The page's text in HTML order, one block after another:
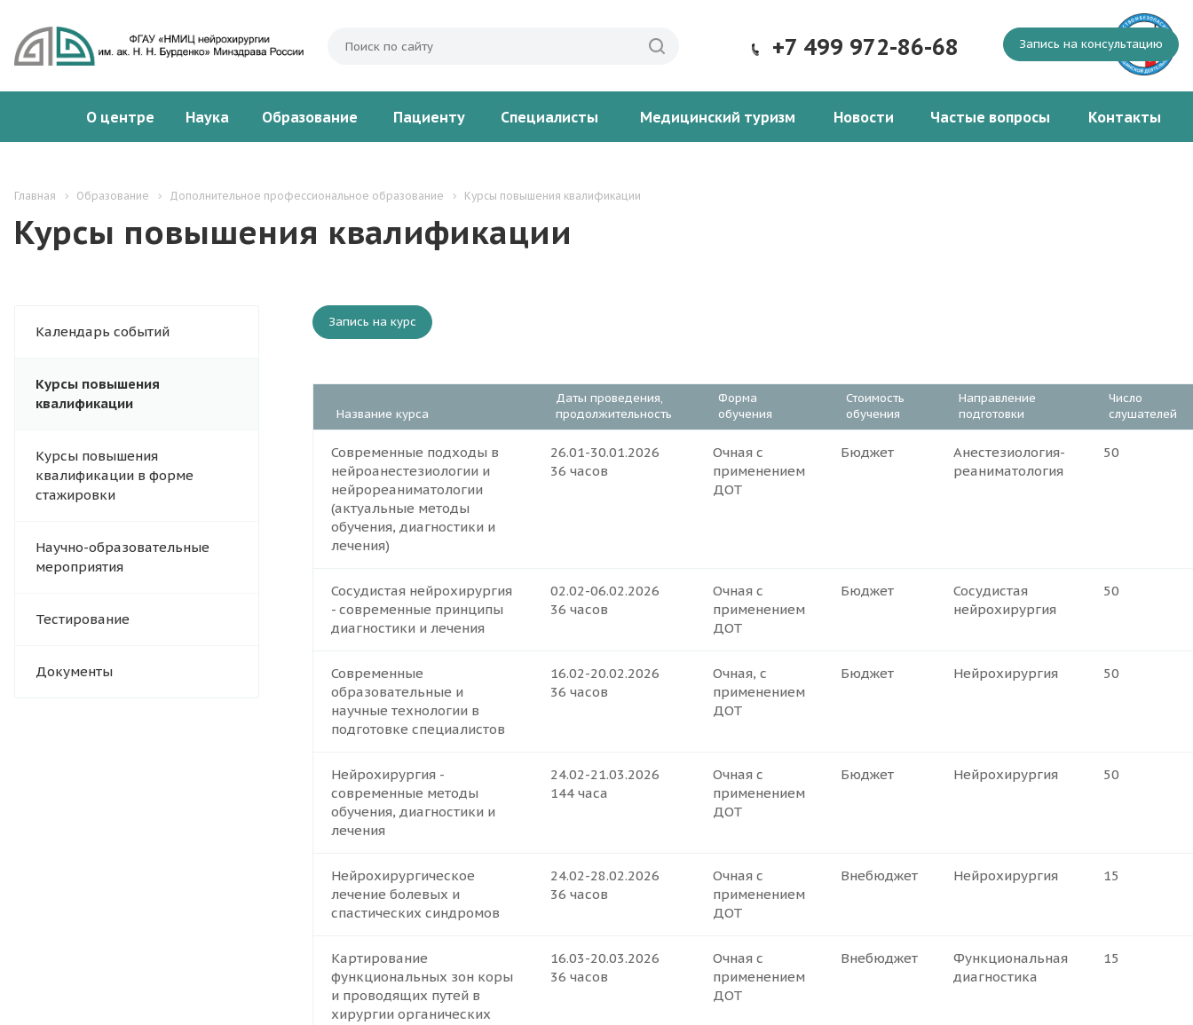
Запись на консультацию
+7 499 972-86-68
О центре Наука Образование Пациенту Специалисты Медицинский туризм Новости Частые вопросы Контакты
Главная Образование Дополнительное профессиональное образование Курсы повышения квалификации
Курсы повышения квалификации
Календарь событий
Курсы повышения
квалификации
Курсы повышения
квалификации в форме
стажировки
Научно-образовательные
мероприятия
Тестирование
Документы
Запись на курс
Название курса
Даты проведения,
продолжительность
Форма
обучения
Стоимость
обучения
Направление
подготовки
Число
слушателей
Современные подходы в
нейроанестезиологии и
нейрореаниматологии
(актуальные методы
обучения, диагностики и
лечения)
26.01-30.01.2026
36 часов
Очная с
применением
ДОТ
Бюджет
Анестезиология-
реаниматология
50
Сосудистая нейрохирургия
- современные принципы
диагностики и лечения
02.02-06.02.2026
36 часов
Очная с
применением
ДОТ
Бюджет
Сосудистая
нейрохирургия
50
Современные
образовательные и
научные технологии в
подготовке специалистов
16.02-20.02.2026
36 часов
Очная, с
применением
ДОТ
Бюджет Нейрохирургия 50
Нейрохирургия -
современные методы
обучения, диагностики и
лечения
24.02-21.03.2026
144 часа
Очная с
применением
ДОТ
Бюджет Нейрохирургия 50
Нейрохирургическое
лечение болевых и
спастических синдромов
24.02-28.02.2026
36 часов
Очная с
применением
ДОТ
Внебюджет Нейрохирургия 15
Картирование
функциональных зон коры
и проводящих путей в
хирургии органических
16.03-20.03.2026
36 часов
Очная с
применением
ДОТ
Внебюджет
Функциональная
диагностика
15